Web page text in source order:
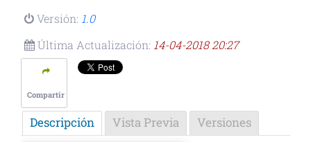
Versión: 1.0
Última Actualización: 14-04-2018 20:27
Compartir
Descripción Vista Previa Versiones